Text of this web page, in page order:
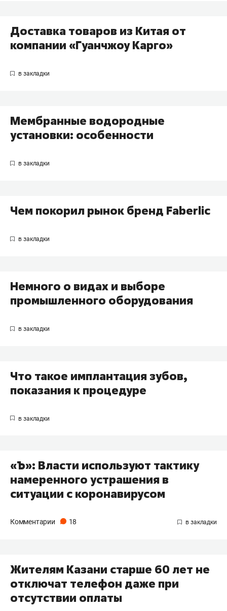
Доставка товаров из Китая от
компании «Гуанчжоу Карго»
Мембранные водородные
установки: особенности
Чем покорил рынок бренд Faberlic
Немного о видах и выборе
промышленного оборудования
Что такое имплантация зубов,
показания к процедуре
«Ъ»: Власти используют тактику
намеренного устрашения в
ситуации с коронавирусом
Комментарии 18
Жителям Казани старше 60 лет не
отключат телефон даже при
отсутствии оплаты